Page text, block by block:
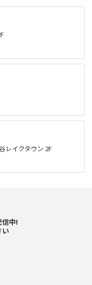
レイクタウン 2F
中!
い